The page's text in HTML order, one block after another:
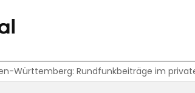
Württemberg: Rundfunkbeiträge im